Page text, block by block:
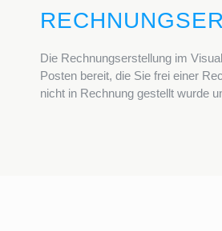
Die Rechnungserstellung im
Posten bereit, die Sie frei einer
nicht in Rechnung gestellt wurde